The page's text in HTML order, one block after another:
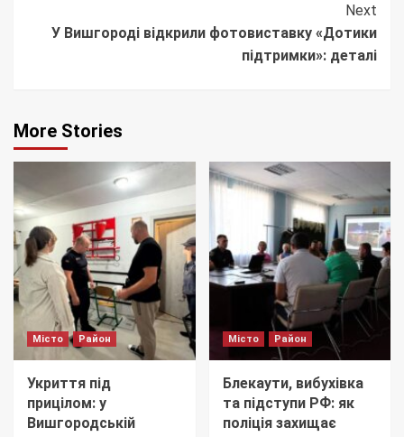
Next
У Вишгороді відкрили фотовиставку «Дотики
підтримки»: деталі
More Stories
Місто Район
Укриття під
прицілом: у
Вишгородській
Місто Район
Блекаути, вибухівка
та підступи РФ: як
поліція захищає